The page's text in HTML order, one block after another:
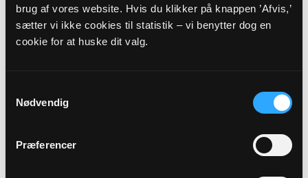
brug af vores website. Hvis du klikker på knappen ’Afvis,’
sætter vi ikke cookies til statistik – vi benytter dog en
cookie for at huske dit valg.
Nødvendig
Præferencer
Kirkedag
2. s. e. trin.
Hans Vilhelm Breum Jakobsen
Adresse